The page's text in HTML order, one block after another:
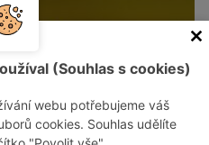
(Souhlas s cookies)
webu potřebujeme váš
cookies. Souhlas udělíte